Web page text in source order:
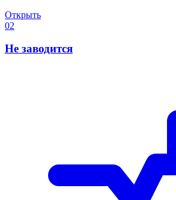
Открыть
02
Не заводится